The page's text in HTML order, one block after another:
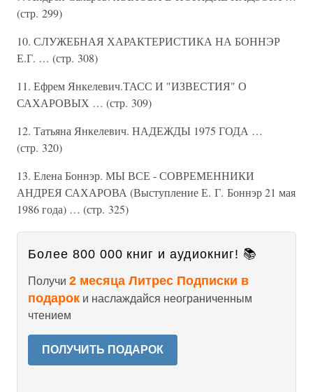
(стр. 299)
10. СЛУЖЕБНАЯ ХАРАКТЕРИСТИКА НА БОННЭР
Е.Г. … (стр. 308)
11. Ефрем Янкелевич.ТАСС И "ИЗВЕСТИЯ" О
САХАРОВЫХ … (стр. 309)
12. Татьяна Янкелевич. НАДЕЖДЫ 1975 ГОДА …
(стр. 320)
13. Елена Боннэр. МЫ ВСЕ - СОВРЕМЕННИКИ
АНДРЕЯ САХАРОВА (Выступление Е. Г. Боннэр 21 мая
1986 года) … (стр. 325)
Более 800 000 книг и аудиокниг! 📚
Получи 2 месяца Литрес Подписки в
подарок и наслаждайся неограниченным
чтением
ПОЛУЧИТЬ ПОДАРОК